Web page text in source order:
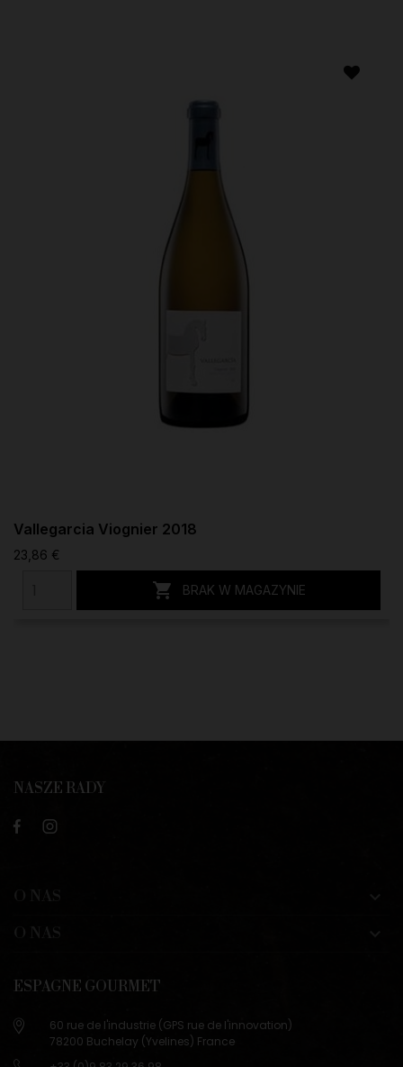
Vallegarcia Viognier 2018
23,86 €
 BRAK W MAGAZYNIE
NASZE RADY
ESPAGNE GOURMET
60 rue de l'industrie (GPS rue de l'innovation)
78200 Buchelay (Yvelines) France